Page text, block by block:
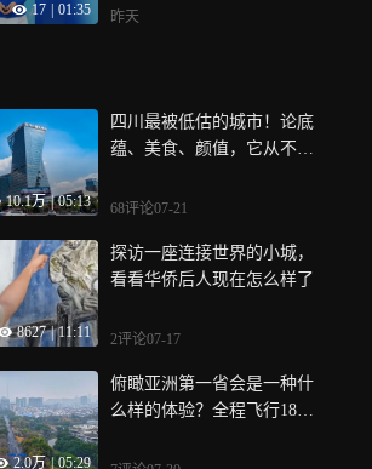
17 01:35 昨天
10.1万 | 05:13
四川最被低估的城市！论底
蕴、美食、颜值，它从不输
68评论07-21
8627 | 11:11
探访一座连接世界的小城，
看看华侨后人现在怎么样了
2评论07-17
2.0万 | 05:29
俯瞰亚洲第一省会是一种什
么样的体验？全程飞行18公